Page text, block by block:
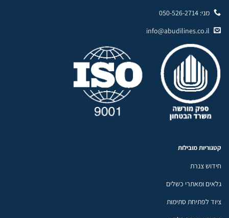
מני: 050-526-2714
info@abudilines.co.il
קטגוריות מובילות
חידוש צנרת
גלאים ומאתרי כשלים
ציוד לפתיחת סתימות